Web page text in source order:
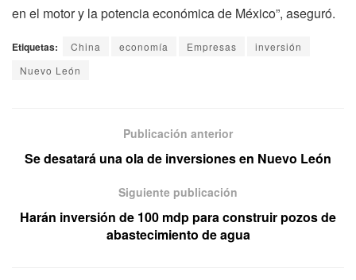
en el motor y la potencia económica de México”, aseguró.
Etiquetas: China economía Empresas
inversión
Nuevo León
Publicación anterior
Se desatará una ola de inversiones en Nuevo León
Siguiente publicación
Harán inversión de 100 mdp para construir pozos de
abastecimiento de agua